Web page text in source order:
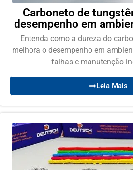
Carboneto de
desempenho em
Entenda como a dureza do
melhora o desempenho em
falhas e manutenção
Leia Mais